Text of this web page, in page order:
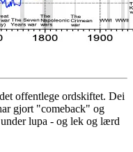
offentlege ordskiftet. Dei
gjort "comeback" og
lupa - og lek og lærd